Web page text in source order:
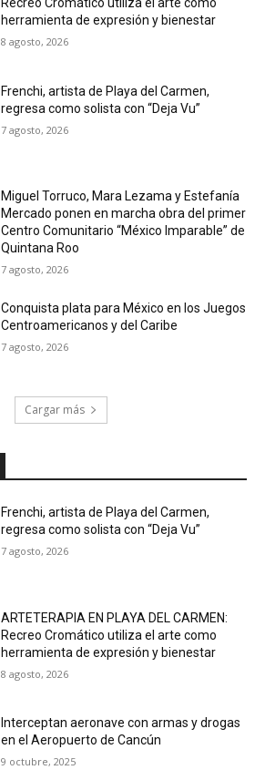
herramienta de expresión y bienestar
8 agosto, 2026
Frenchi, artista de Playa del Carmen,
regresa como solista con “Deja Vu”
7 agosto, 2026
Miguel Torruco, Mara Lezama y Estefanía
Mercado ponen en marcha obra del primer
Centro Comunitario “México Imparable” de
Quintana Roo
7 agosto, 2026
Conquista plata para México en los Juegos
Centroamericanos y del Caribe
7 agosto, 2026
Cargar más
Frenchi, artista de Playa del Carmen,
regresa como solista con “Deja Vu”
7 agosto, 2026
ARTETERAPIA EN PLAYA DEL CARMEN:
Recreo Cromático utiliza el arte como
herramienta de expresión y bienestar
8 agosto, 2026
Interceptan aeronave con armas y drogas
en el Aeropuerto de Cancún
9 octubre, 2025